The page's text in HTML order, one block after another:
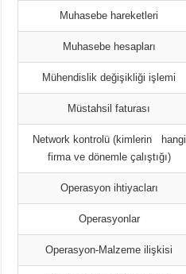
Muhasebe hareketleri
Muhasebe hesapları
Mühendislik değişikliği işlemi
Müstahsil faturası
Network kontrolü (kimlerin hangi
firma ve dönemle çalıştığı)
Operasyon ihtiyacları
Operasyonlar
Operasyon-Malzeme ilişkisi